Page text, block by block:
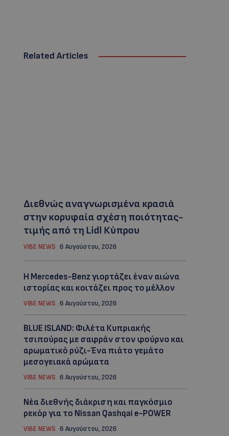
Related Articles
Διεθνώς αναγνωρισμένα κρασιά
στην κορυφαία σχέση ποιότητας-
τιμής από τη Lidl Κύπρου
VIBE NEWS 6 Αυγούστου, 2026
Η Mercedes-Benz γιορτάζει έναν αιώνα
ιστορίας και κοιτάζει προς το μέλλον
VIBE NEWS 6 Αυγούστου, 2026
BLUE ISLAND: Φιλέτα Κυπριακής
τσιπούρας με σαφράν στον φούρνο και
αρωματικό ρύζι-Ένα πιάτο γεμάτο
μεσογειακά αρώματα
VIBE NEWS 6 Αυγούστου, 2026
Νέα διεθνής διάκριση και παγκόσμιο
ρεκόρ για το Nissan Qashqai e-POWER
VIBE NEWS 6 Αυγούστου, 2026